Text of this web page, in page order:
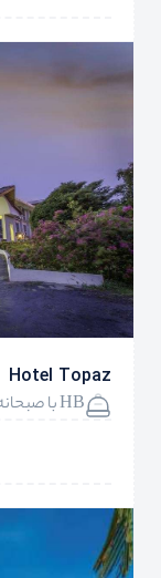
Hotel Topaz
HB با صبحانه و نهار